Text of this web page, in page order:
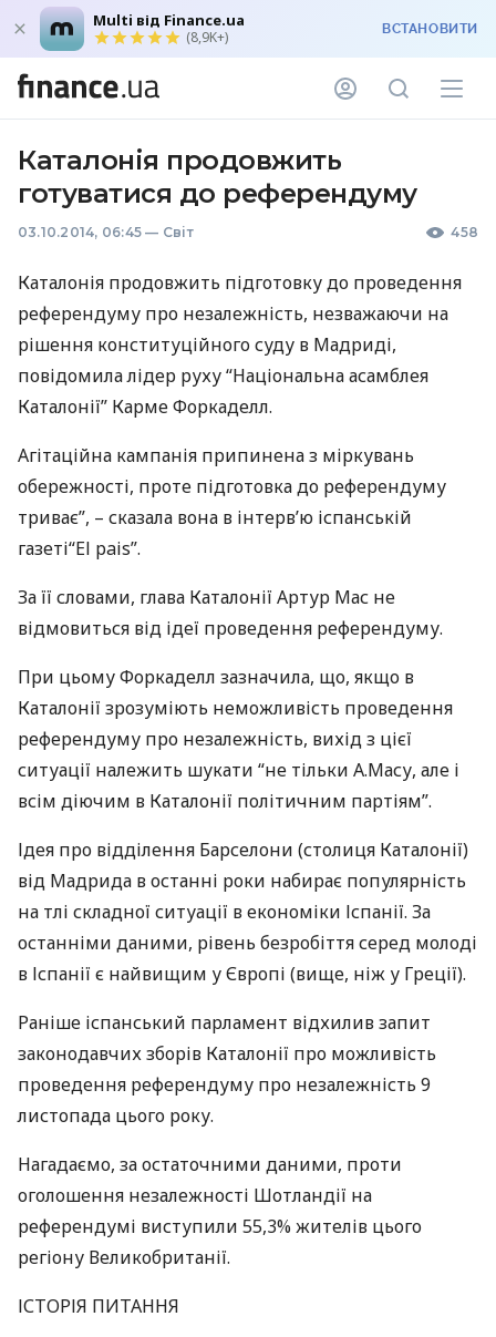
Multi від Finance.ua
(8,9K+) ВСТАНОВИТИ
Каталонія продовжить
готуватися до референдуму
03.10.2014, 06:45 — Світ 458
Каталонія продовжить підготовку до проведення
референдуму про незалежність, незважаючи на
рішення конституційного суду в Мадриді,
повідомила лідер руху “Національна асамблея
Каталонії” Карме Форкаделл.
Агітаційна кампанія припинена з міркувань
обережності, проте підготовка до референдуму
триває”, – сказала вона в інтерв’ю іспанській
газеті“El pais”.
За її словами, глава Каталонії Артур Мас не
відмовиться від ідеї проведення референдуму.
При цьому Форкаделл зазначила, що, якщо в
Каталонії зрозуміють неможливість проведення
референдуму про незалежність, вихід з цієї
ситуації належить шукати “не тільки А.Масу, але і
всім діючим в Каталонії політичним партіям”.
Ідея про відділення Барселони (столиця Каталонії)
від Мадрида в останні роки набирає популярність
на тлі складної ситуації в економіки Іспанії. За
останніми даними, рівень безробіття серед молоді
в Іспанії є найвищим у Європі (вище, ніж у Греції).
Раніше іспанський парламент відхилив запит
законодавчих зборів Каталонії про можливість
проведення референдуму про незалежність 9
листопада цього року.
Нагадаємо, за остаточними даними, проти
оголошення незалежності Шотландії на
референдумі виступили 55,3% жителів цього
регіону Великобританії.
ІСТОРІЯ ПИТАННЯ